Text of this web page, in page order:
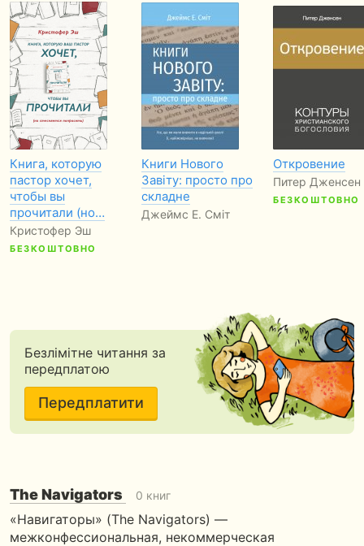
Книга, которую
пастор хочет,
чтобы вы
прочитали (но…
Кристофер Эш
БЕЗКОШТОВНО
Книги Нового
Завіту: просто про
складне
Джеймс Е. Сміт
Откровение
Питер Дженсен
БЕЗКОШТОВНО
Безлімітне читання за
передплатою
Передплатити
The Navigators 0 книг
«Навигаторы» (The Navigators) —
межконфессиональная, некоммерческая